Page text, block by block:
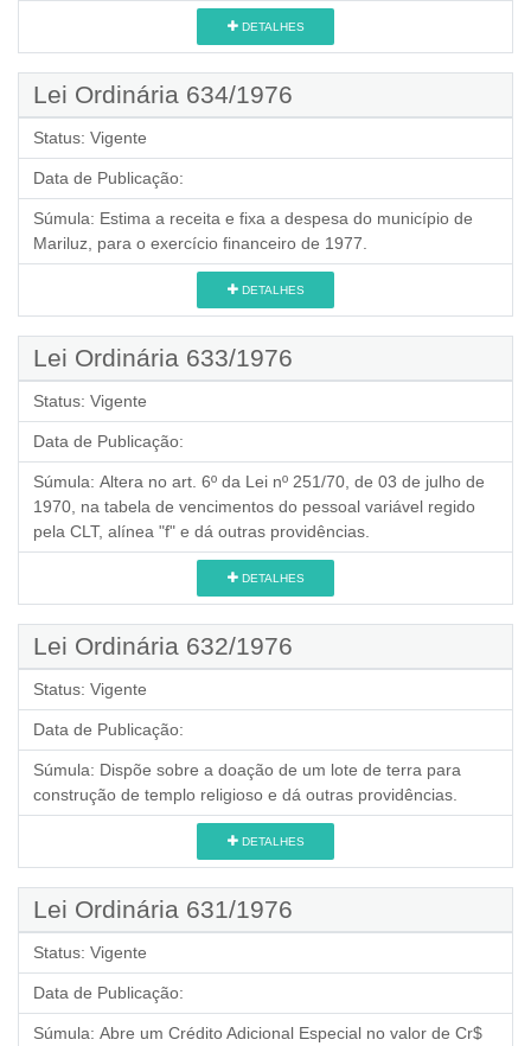
DETALHES
Lei Ordinária 634/1976
Status: Vigente
Data de Publicação:
Súmula: Estima a receita e fixa a despesa do município de
Mariluz, para o exercício financeiro de 1977.
DETALHES
Lei Ordinária 633/1976
Status: Vigente
Data de Publicação:
Súmula: Altera no art. 6º da Lei nº 251/70, de 03 de julho de
1970, na tabela de vencimentos do pessoal variável regido
pela CLT, alínea "f" e dá outras providências.
DETALHES
Lei Ordinária 632/1976
Status: Vigente
Data de Publicação:
Súmula: Dispõe sobre a doação de um lote de terra para
construção de templo religioso e dá outras providências.
DETALHES
Lei Ordinária 631/1976
Status: Vigente
Data de Publicação:
Súmula: Abre um Crédito Adicional Especial no valor de Cr$